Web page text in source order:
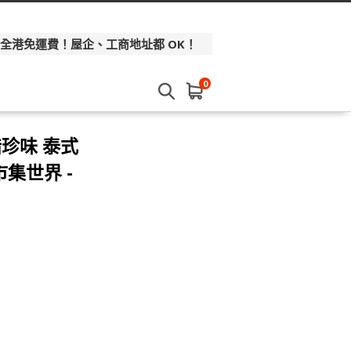
港免運費！屋企、工商地址都 OK！
0
味 泰式
集世界 -